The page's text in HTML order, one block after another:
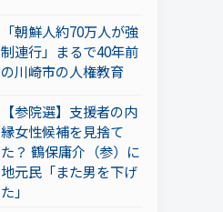
「朝鮮人約70万人が強
制連行」まるで40年前
の川崎市の人権教育
【参院選】支援者の内
縁女性候補を見捨て
た？ 鶴保庸介（参）に
地元民「また男を下げ
た」